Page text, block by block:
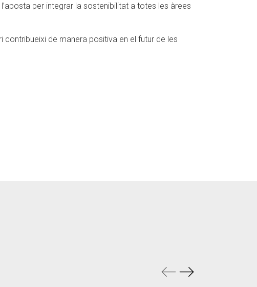
per integrar la sostenibilitat a totes les àrees
de manera positiva en el futur de les